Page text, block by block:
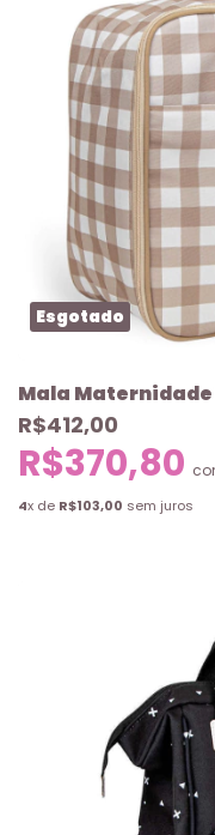
Esgotado
Mala
R$412,00
R$370,80
4x de R$103,00 sem juros